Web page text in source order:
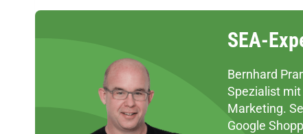
SEA-
Bernhard
Spezialist
Marketing.
Google